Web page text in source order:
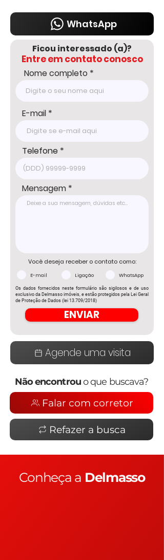
WhatsApp
Ficou interessado (a)?
Entre em contato conosco
Nome completo
E-mail
Telefone
Mensagem
Você deseja receber o contato como:
E-mail Ligação WhatsApp
Os dados fornecidos neste formulário são sigilosos e de uso
exclusivo da Delmasso imóveis, e estão protegidos pela Lei Geral
de Proteção de Dados (lei 13.709/2018)
ENVIAR
Agende uma visita
Não encontrouo que buscava?
Falar com corretor
Refazer a busca
Conheça a Delmasso